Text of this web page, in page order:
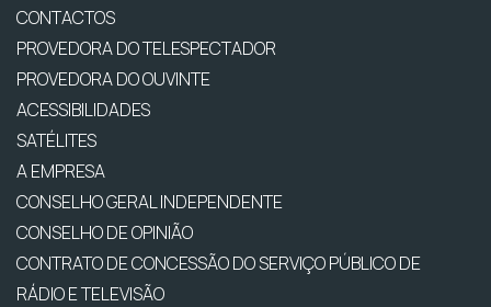
CONTACTOS
PROVEDORA DO TELESPECTADOR
PROVEDORA DO OUVINTE
ACESSIBILIDADES
SATÉLITES
A EMPRESA
CONSELHO GERAL INDEPENDENTE
CONSELHO DE OPINIÃO
CONTRATO DE CONCESSÃO DO SERVIÇO PÚBLICO DE
RÁDIO E TELEVISÃO